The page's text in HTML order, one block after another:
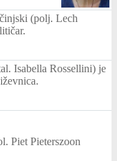
(polj. Lech
Isabella Rossellini) je
Piet Pieterszoon